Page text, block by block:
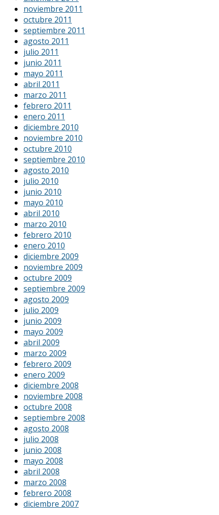
noviembre 2011
octubre 2011
septiembre 2011
agosto 2011
julio 2011
junio 2011
mayo 2011
abril 2011
marzo 2011
febrero 2011
enero 2011
diciembre 2010
noviembre 2010
octubre 2010
septiembre 2010
agosto 2010
julio 2010
junio 2010
mayo 2010
abril 2010
marzo 2010
febrero 2010
enero 2010
diciembre 2009
noviembre 2009
octubre 2009
septiembre 2009
agosto 2009
julio 2009
junio 2009
mayo 2009
abril 2009
marzo 2009
febrero 2009
enero 2009
diciembre 2008
noviembre 2008
octubre 2008
septiembre 2008
agosto 2008
julio 2008
junio 2008
mayo 2008
abril 2008
marzo 2008
febrero 2008
diciembre 2007